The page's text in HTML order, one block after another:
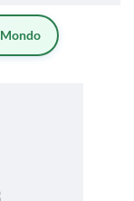
Mondo